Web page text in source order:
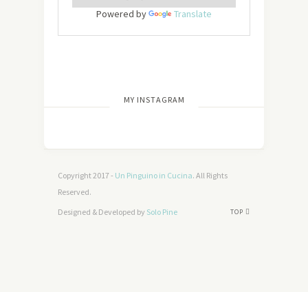
Powered by Translate
MY INSTAGRAM
[wdi_feed id=”2″]
Copyright 2017 - Un Pinguino in Cucina. All Rights
Reserved.
TOP
Designed & Developed by Solo Pine